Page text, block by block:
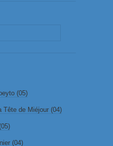
(05)
Tête de Miéjour (04)
(04)